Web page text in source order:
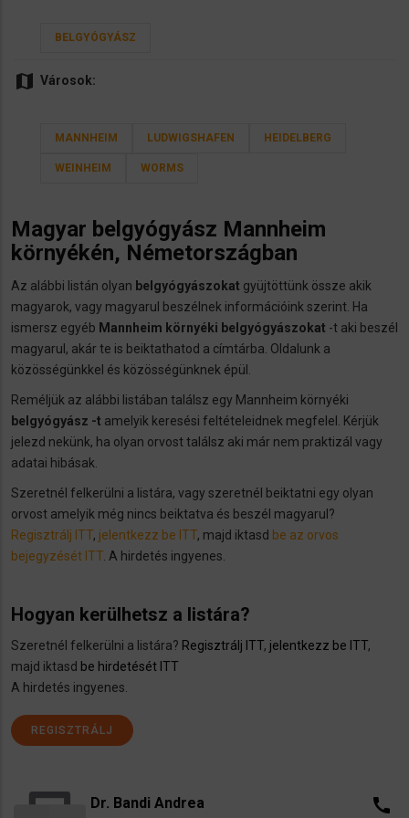
BELGYÓGYÁSZ
map Városok:
MANNHEIM LUDWIGSHAFEN HEIDELBERG
WEINHEIM WORMS
Magyar belgyógyász Mannheim
környékén, Németországban
Az alábbi listán olyan belgyógyászokat gyüjtöttünk össze akik
magyarok, vagy magyarul beszélnek információink szerint. Ha
ismersz egyéb Mannheim környéki belgyógyászokat -t aki beszél
magyarul, akár te is beiktathatod a címtárba. Oldalunk a
közösségünkkel és közösségünknek épül.
Reméljük az alábbi listában találsz egy Mannheim környéki
belgyógyász -t amelyik keresési feltételeidnek megfelel. Kérjük
jelezd nekünk, ha olyan orvost találsz aki már nem praktizál vagy
adatai hibásak.
Szeretnél felkerülni a listára, vagy szeretnél beiktatni egy olyan
orvost amelyik még nincs beiktatva és beszél magyarul?
Regisztrálj ITT, jelentkezz be ITT, majd iktasd be az orvos
bejegyzését ITT . A hirdetés ingyenes.
Hogyan kerülhetsz a listára?
Szeretnél felkerülni a listára? Regisztrálj ITT, jelentkezz be ITT,
majd iktasd be hirdetését ITT
A hirdetés ingyenes.
REGISZTRÁLJ
Dr. Bandi Andrea call